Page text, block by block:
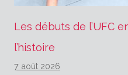
Les débuts de l’UFC
l’histoire
7 août 2026